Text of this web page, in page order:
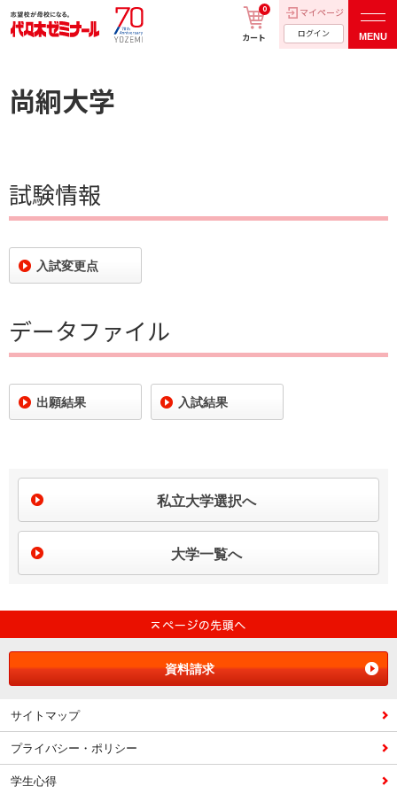
カート
0 マイページ
ログイン MENU
尚絅大学
試験情報
入試変更点
データファイル
出願結果 入試結果
私立大学選択へ
大学一覧へ
資料請求
サイトマップ
プライバシー・ポリシー
学生心得